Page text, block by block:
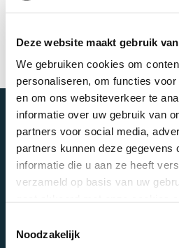
Deze website maakt gebruik
We gebruiken cookies om
personaliseren, om functies
en om ons websiteverkeer te
informatie over uw gebruik van
partners voor social media,
partners kunnen deze gegevens
informatie die u aan ze heeft
verzameld op basis van uw
Noodzakelijk
Klaar om jouw verhaal te
Deel jouw idee met ons en wij
meesterwerk van. Vraag nu